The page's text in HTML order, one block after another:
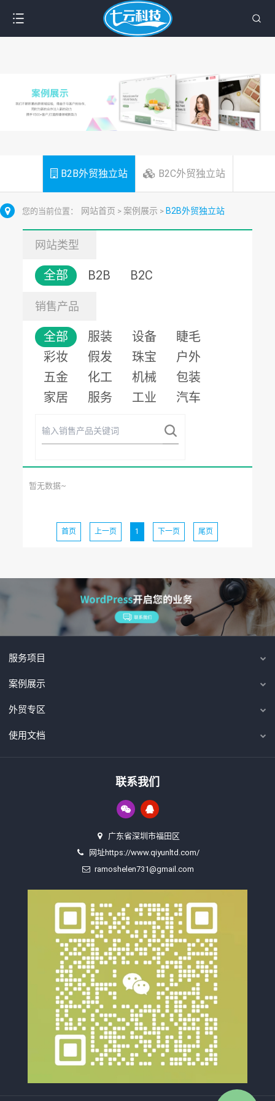
B2B外贸独立站 B2C外贸独立站
您的当前位置： 网站首页 > 案例展示 > B2B外贸独立站
网站类型
全部 B2B B2C
销售产品
全部 服装 设备
睫毛
彩妆
假发 珠宝
户外
五金
化工 机械
包装
家居
服务 工业 汽车
暂无数据~
首页 上一页 1 下一页 尾页
服务项目
案例展示
外贸专区
使用文档
联系我们
广东省深圳市福田区
网址https://www.qiyunltd.com/
ramoshelen731@gmail.com